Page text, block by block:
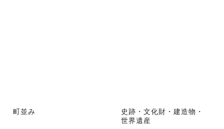
町並み
史跡・文化財・建造物・
世界遺産